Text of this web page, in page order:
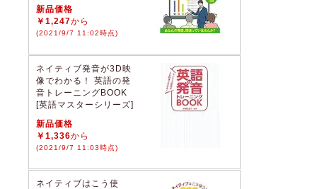
新品価格
￥1,247から
(2021/9/7 11:02時点)
ネイティブ発音が3D映
像でわかる！ 英語の発
音トレーニングBOOK
[英語マスターシリーズ]
新品価格
￥1,336から
(2021/9/7 11:03時点)
ネイティブはこう使